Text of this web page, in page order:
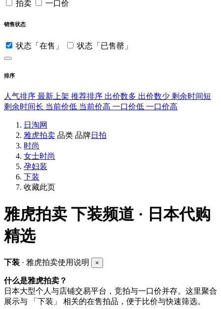
拍卖 一口价
销售状态
状态「在售」 状态「已售罄」
排序
人气排序 最新上架 推荐排序 出价数多 出价数少 剩余时间短
剩余时间长 当前价低 当前价高 一口价低 一口价高
日淘网
雅虎拍卖 品类 品牌日拍
时尚
女士时尚
孕妇装
下装
收藏此页
雅虎拍卖 下装频道 · 日本代购
精选
下装 · 雅虎拍卖使用说明 ×
什么是雅虎拍卖？
日本大型个人与店铺交易平台，竞拍与一口价并存。这里聚合
展示与 「下装」 相关的在售拍品，便于比价与快速筛选。